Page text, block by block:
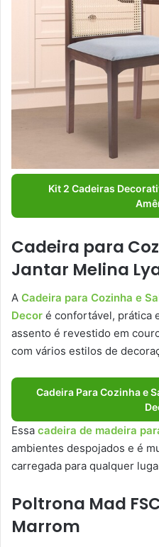
Kit 2 Cadeiras
Cadeira para
Jantar Melina
A Cadeira para Cozinha e
Decor é confortável, prática
assento é revestido em
com vários estilos de
Cadeira Para Cozinha e
Essa cadeira de madeira
ambientes despojados e é
carregada para qualquer
Poltrona Mad
Marrom